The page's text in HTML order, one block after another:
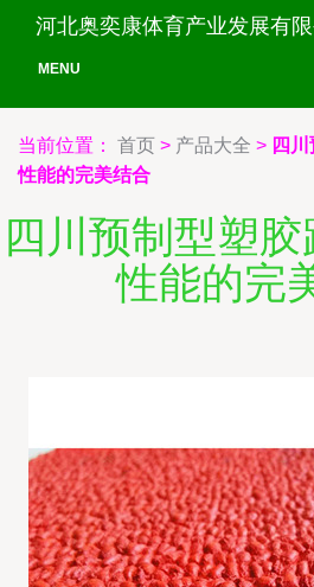
河北奥奕康体育产业发展有限
MENU
当前位置： 首页 > 产品大全 > 四
性能的完美结合
四川预制型塑
性能的完